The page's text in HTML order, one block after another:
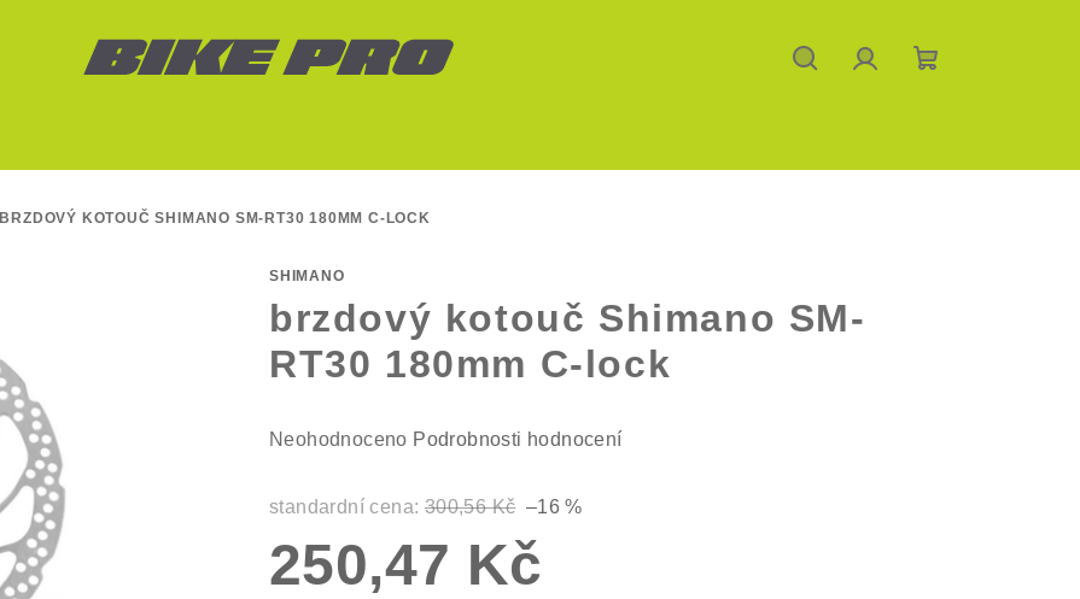
košík
BRZDOVÝ KOTOUČ SHIMANO SM-RT30 180MM C-LOCK
SHIMANO
brzdový kotouč Shimano SM-
RT30 180mm C-lock
Průměrné
produktu
0,0
z
Neohodnoceno Podrobnosti hodnocení
standardní cena: 300,56 Kč –16 %
250,47 Kč